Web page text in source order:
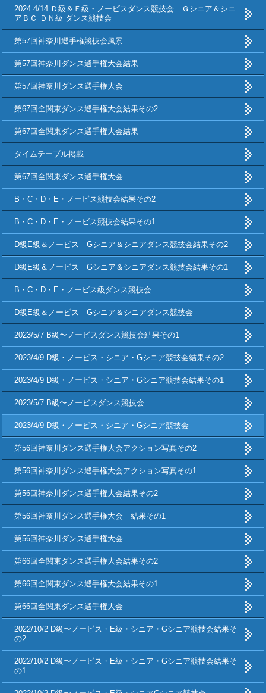
2024 4/14 Ｄ級＆Ｅ級・ノービスダンス競技会 Ｇシニア＆シニ
アＢＣ ＤＮ級 ダンス競技会
第57回神奈川選手権競技会風景
第57回神奈川ダンス選手権大会結果
第57回神奈川ダンス選手権大会
第67回全関東ダンス選手権大会結果その2
第67回全関東ダンス選手権大会結果
タイムテーブル掲載
第67回全関東ダンス選手権大会
B・C・D・E・ノービス競技会結果その2
B・C・D・E・ノービス競技会結果その1
D級E級＆ノービス Gシニア＆シニアダンス競技会結果その2
D級E級＆ノービス Gシニア＆シニアダンス競技会結果その1
B・C・D・E・ノービス級ダンス競技会
D級E級＆ノービス Gシニア＆シニアダンス競技会
2023/5/7 B級〜ノービスダンス競技会結果その1
2023/4/9 D級・ノービス・シニア・Gシニア競技会結果その2
2023/4/9 D級・ノービス・シニア・Gシニア競技会結果その1
2023/5/7 B級〜ノービスダンス競技会
2023/4/9 D級・ノービス・シニア・Gシニア競技会
第56回神奈川ダンス選手権大会アクション写真その2
第56回神奈川ダンス選手権大会アクション写真その1
第56回神奈川ダンス選手権大会結果その2
第56回神奈川ダンス選手権大会 結果その1
第56回神奈川ダンス選手権大会
第66回全関東ダンス選手権大会結果その2
第66回全関東ダンス選手権大会結果その1
第66回全関東ダンス選手権大会
2022/10/2 D級〜ノービス・E級・シニア・Gシニア競技会結果そ
の2
2022/10/2 D級〜ノービス・E級・シニア・Gシニア競技会結果そ
の1